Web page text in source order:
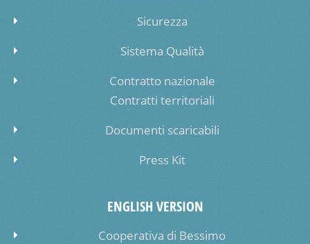
Sicurezza
Sistema Qualità
Contratto nazionale
Contratti territoriali
Documenti scaricabili
Press Kit
ENGLISH VERSION
Cooperativa di Bessimo